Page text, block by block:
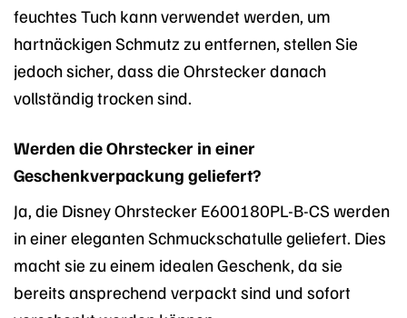
feuchtes Tuch kann verwendet werden, um
hartnäckigen Schmutz zu entfernen, stellen Sie
jedoch sicher, dass die Ohrstecker danach
vollständig trocken sind.
Werden die Ohrstecker in einer
Geschenkverpackung geliefert?
Ja, die Disney Ohrstecker E600180PL-B-CS werden
in einer eleganten Schmuckschatulle geliefert. Dies
macht sie zu einem idealen Geschenk, da sie
bereits ansprechend verpackt sind und sofort